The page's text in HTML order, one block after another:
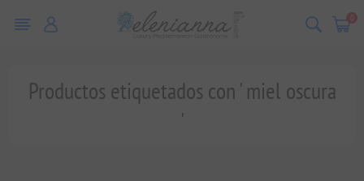
0
Productos etiquetados con ' miel oscura
'